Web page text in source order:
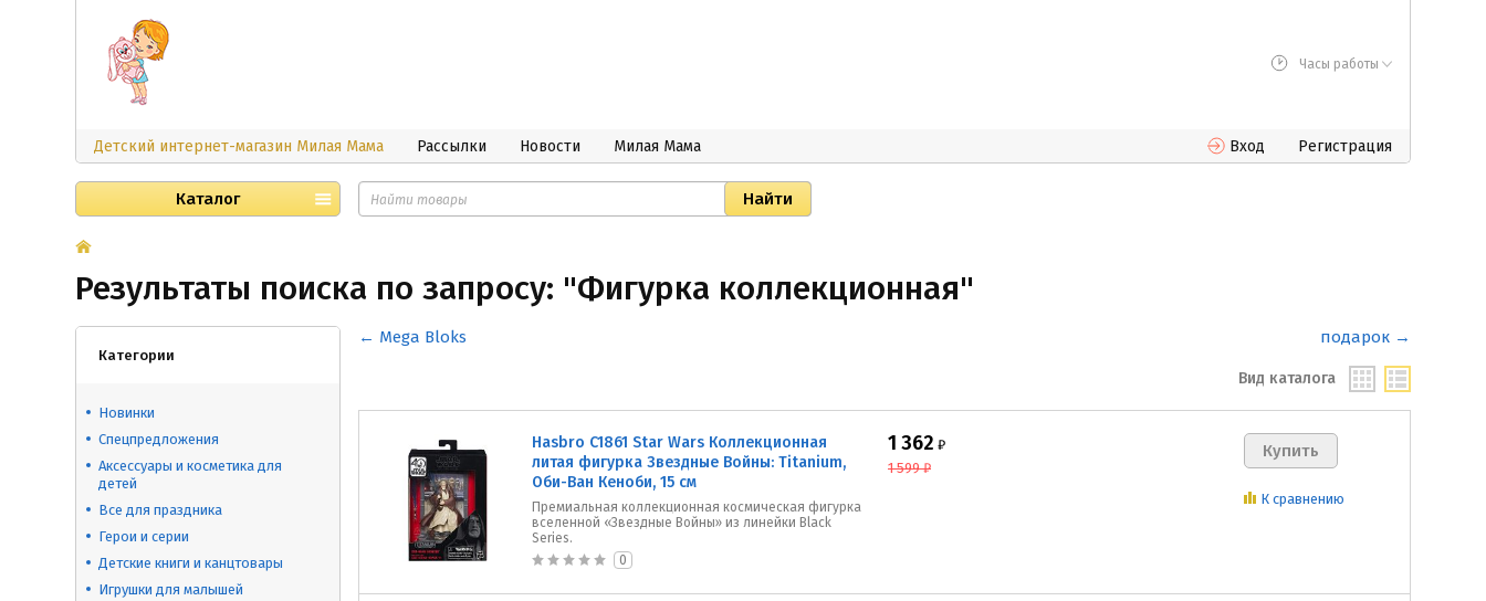
Часы работы
Детский интернет-магазин Милая Мама Рассылки Новости Милая Мама Вход Регистрация
Каталог
Результаты поиска по запросу: "Фигурка коллекционная"
Категории
Новинки
Спецпредложения
Аксессуары и косметика для
детей
Все для праздника
Герои и серии
Детские книги и канцтовары
Игрушки для малышей
подарок →
← Mega Bloks
Вид каталога
Hasbro C1861 Star Wars Коллекционная
литая фигурка Звездные Войны: Titanium,
Оби-Ван Кеноби, 15 см
Премиальная коллекционная космическая фигурка
вселенной «Звездные Войны» из линейки Black
Series.
0
1 362 ₽
1 599 ₽
К сравнению